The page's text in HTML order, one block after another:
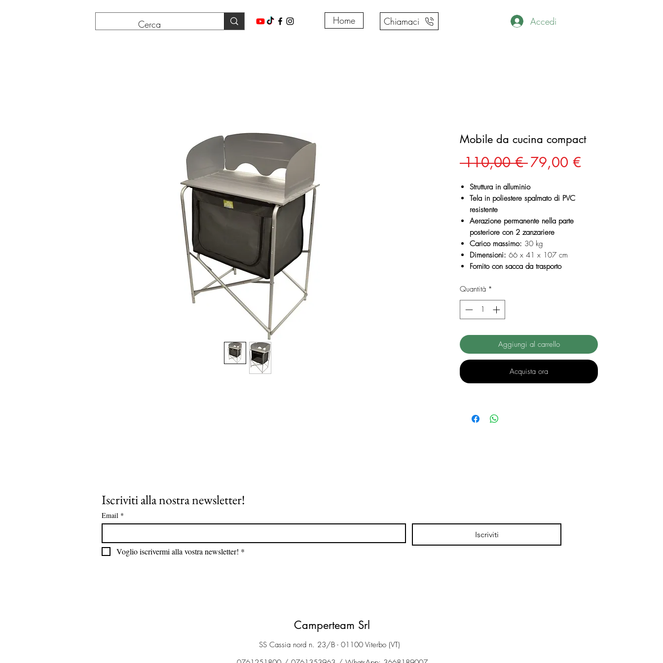
Home Chiamaci Accedi
Mobile da cucina compact
110,00 € Prezzo
79,00 €Prezzo
Struttura in alluminio
Tela in poliestere spalmato di PVC
resistente
Aerazione permanente nella parte
posteriore con 2 zanzariere
Carico massimo: 30 kg
Dimensioni: 66 x 41 x 107 cm
Fornito con sacca da trasporto
Quantità *
Aggiungi al carrello
Acquista ora
Iscriviti alla nostra newsletter!
Email *
Iscriviti
Voglio iscrivermi alla vostra newsletter! *
Camperteam Srl
SS Cassia nord n. 23/B - 01100 Viterbo (VT)